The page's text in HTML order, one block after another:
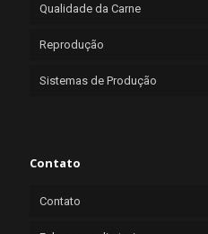
Qualidade da Carne
Reprodução
Sistemas de Produção
Contato
Contato